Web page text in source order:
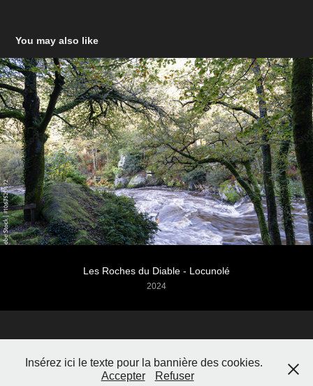
You may also like
Les Roches du Diable - Locunolé
2024
BreizhPixelWeb
Insérez ici le texte pour la bannière des cookies.
Accepter
Refuser